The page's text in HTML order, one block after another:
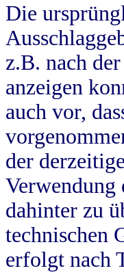
Die
z.B. nach
anzeigen
auch vor,
der
dahinter zu
technischen
erfolgt nach